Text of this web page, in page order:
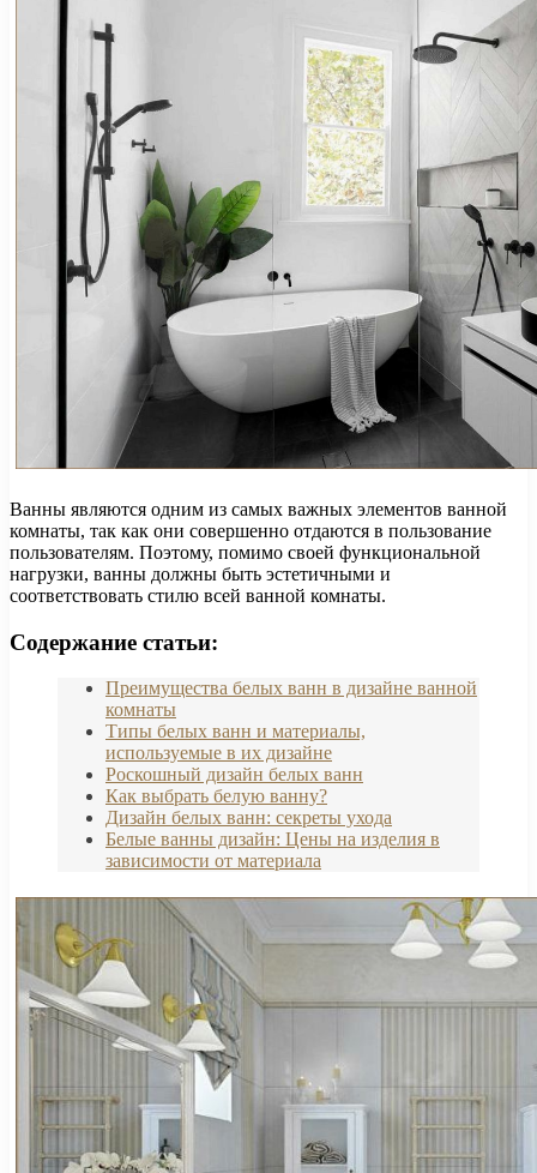
Ванны являются одним из самых важных элементов ванной
комнаты, так как они совершенно отдаются в пользование
пользователям. Поэтому, помимо своей функциональной
нагрузки, ванны должны быть эстетичными и
соответствовать стилю всей ванной комнаты.
Содержание статьи:
Преимущества белых ванн в дизайне ванной
комнаты
Типы белых ванн и материалы,
используемые в их дизайне
Роскошный дизайн белых ванн
Как выбрать белую ванну?
Дизайн белых ванн: секреты ухода
Белые ванны дизайн: Цены на изделия в
зависимости от материала